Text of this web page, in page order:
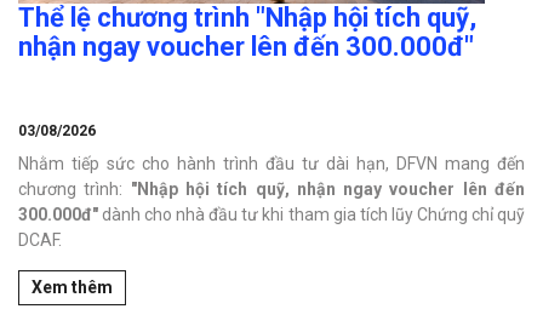
Thể lệ chương trình "Nhập hội tích quỹ,
nhận ngay voucher lên đến 300.000đ"
03/08/2026
Nhằm tiếp sức cho hành trình đầu tư dài hạn, DFVN mang đến
chương trình: "Nhập hội tích quỹ, nhận ngay voucher lên đến
300.000đ" dành cho nhà đầu tư khi tham gia tích lũy Chứng chỉ quỹ
DCAF.
Xem thêm